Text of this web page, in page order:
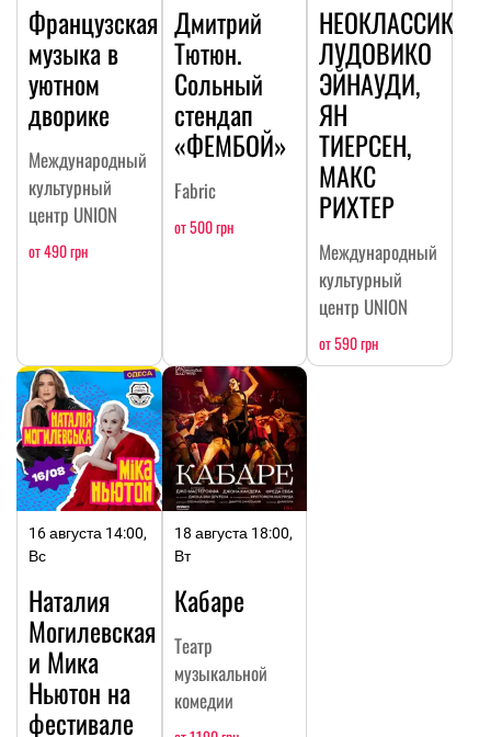
Французская
музыка в
уютном
дворике
Международный
культурный
центр UNION
от 490 грн
Дмитрий
Тютюн.
Сольный
стендап
«ФЕМБОЙ»
Fabric
от 500 грн
НЕОКЛАССИКА:
ЛУДОВИКО
ЭЙНАУДИ,
ЯН
ТИЕРСЕН,
МАКС
РИХТЕР
Международный
культурный
центр UNION
от 590 грн
16 августа 14:00,
Вс
Наталия
Могилевская
и Мика
Ньютон на
фестивале
18 августа 18:00,
Вт
Кабаре
Театр
музыкальной
комедии